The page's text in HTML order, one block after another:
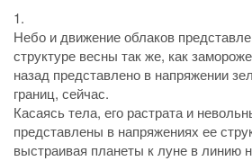
1.
Небо и движение облаков
структуре весны так же, как
назад представлено в напряжении
границ, сейчас.
Касаясь тела, его растрата и
представлены в напряжениях ее
выстраивая планеты к луне в линию